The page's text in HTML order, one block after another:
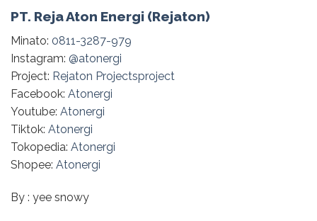
PT. Reja Aton Energi (Rejaton)
Minato: 0811-3287-979
Instagram: @‌atonergi
Project: Rejaton Projectsproject
Facebook: Atonergi
Youtube: Atonergi
Tiktok: Atonergi
Tokopedia: Atonergi
Shopee: Atonergi
By : yee snowy